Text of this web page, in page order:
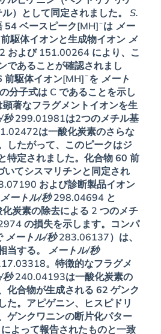
）として同定されました。S.
54 ベースピーク[MH]¯は メー
駆体イオンと生成物イオン メ
および 151.00264 により、こ
であることが確認されまし
前駆体イオン[MH]¯を メート
分子式は C であることを示し
顕著なフラグメントイオンを生
秒299.01981は2つのメチル基
は一酸化炭素のさらな
したがって、このピークはジ
特定されました。化合物60 前
いてシスマリチンと同定され
および診断製品イオン
メートル/秒298.04694 と
炭素の除去による 2 つのメチ
の損失を示します。コンパ
メートル/秒283.06137）は、
当する。
メートル/秒
。特徴的なフラグメ
秒240.04193は一酸化炭素の
化合物が生成される62 ゲンク
た。アピゲニン、ヒスピドリ
ゲンクワニンの断片化パター
よって報告されたものと一致